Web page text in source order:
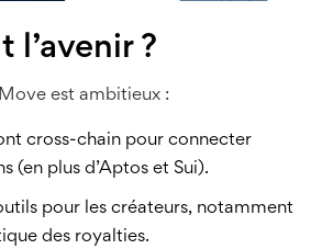
l’avenir ?
est ambitieux :
cross-chain pour connecter
(en plus d’Aptos et Sui).
pour les créateurs, notamment
des royalties.